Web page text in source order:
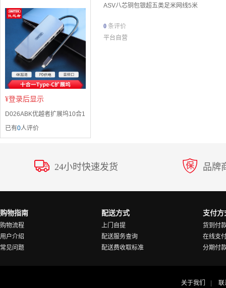
¥登录后显示
D026ABK优越者扩展坞10合1
已有0人评价
ASV八芯铜包银超五类足米网线5米
0 条评价
平台自营
24小时快速发货 品牌
购物指南
购物流程
用户介绍
常见问题
配送方式
上门自提
配送服务查询
配送费收取标准
支付方
货到付
在线支
分期付
关于我们 联